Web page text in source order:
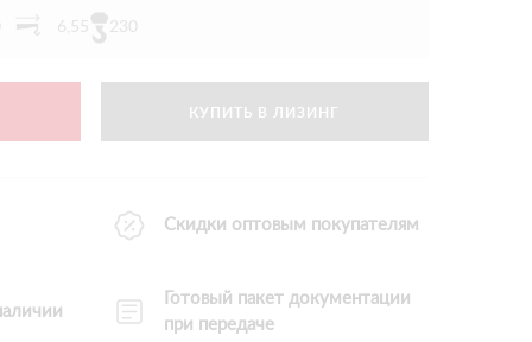
6,55 230
КУПИТЬ В ЛИЗИНГ
Скидки оптовым покупателям
Готовый пакет документации
при передаче